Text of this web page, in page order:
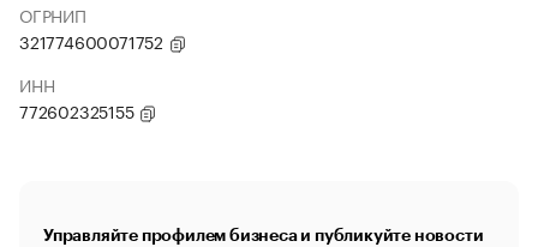
ОГРНИП
321774600071752
ИНН
772602325155
Управляйте профилем бизнеса и публикуйте новости